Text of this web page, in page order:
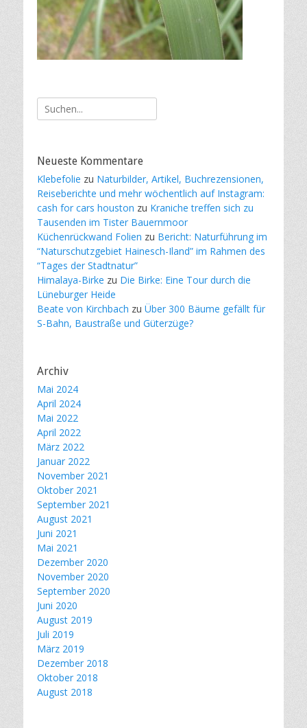
Suche
nach:
Neueste Kommentare
Klebefolie zu Naturbilder, Artikel, Buchrezensionen,
Reiseberichte und mehr wöchentlich auf Instagram:
cash for cars houston zu Kraniche treffen sich zu
Tausenden im Tister Bauernmoor
Küchenrückwand Folien zu Bericht: Naturführung im
“Naturschutzgebiet Hainesch-Iland” im Rahmen des
“Tages der Stadtnatur”
Himalaya-Birke zu Die Birke: Eine Tour durch die
Lüneburger Heide
Beate von Kirchbach zu Über 300 Bäume gefällt für
S-Bahn, Baustraße und Güterzüge?
Archiv
Mai 2024
April 2024
Mai 2022
April 2022
März 2022
Januar 2022
November 2021
Oktober 2021
September 2021
August 2021
Juni 2021
Mai 2021
Dezember 2020
November 2020
September 2020
Juni 2020
August 2019
Juli 2019
März 2019
Dezember 2018
Oktober 2018
August 2018